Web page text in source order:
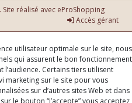
réalisé avec eProShopping
Accès gérant
utilisateur optimale sur le site, nous
qui assurent le bon fonctionnement
l’audience. Certains tiers utilisent
marketing sur le site pour vous
sur d’autres sites Web et dans
le bouton “J’accepte” vous acceptez